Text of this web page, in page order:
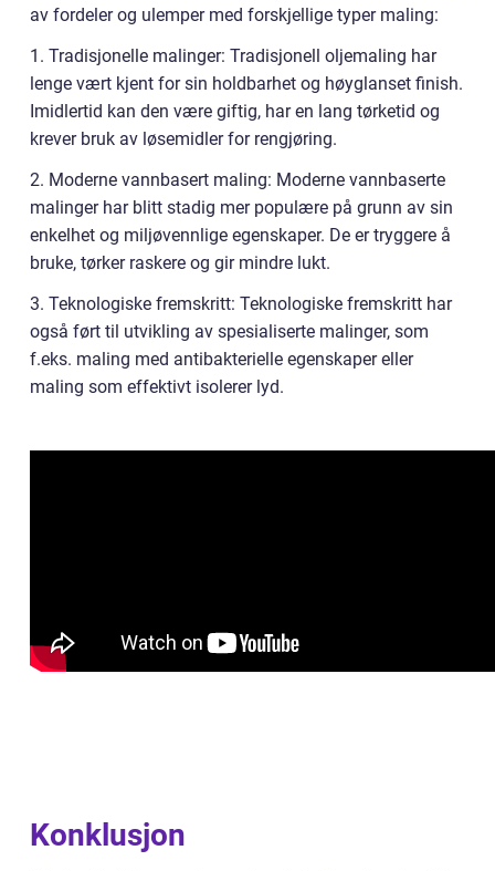
av fordeler og ulemper med forskjellige typer maling:
1. Tradisjonelle malinger: Tradisjonell oljemaling har
lenge vært kjent for sin holdbarhet og høyglanset finish.
Imidlertid kan den være giftig, har en lang tørketid og
krever bruk av løsemidler for rengjøring.
2. Moderne vannbasert maling: Moderne vannbaserte
malinger har blitt stadig mer populære på grunn av sin
enkelhet og miljøvennlige egenskaper. De er tryggere å
bruke, tørker raskere og gir mindre lukt.
3. Teknologiske fremskritt: Teknologiske fremskritt har
også ført til utvikling av spesialiserte malinger, som
f.eks. maling med antibakterielle egenskaper eller
maling som effektivt isolerer lyd.
Konklusjon